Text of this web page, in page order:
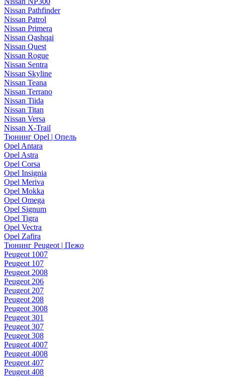
Nissan Pathfinder
Nissan Patrol
Nissan Primera
Nissan Qashqai
Nissan Quest
Nissan Rogue
Nissan Sentra
Nissan Skyline
Nissan Teana
Nissan Terrano
Nissan Tiida
Nissan Titan
Nissan Versa
Nissan X-Trail
Тюнинг Opel | Опель
Opel Antara
Opel Astra
Opel Corsa
Opel Insignia
Opel Meriva
Opel Mokka
Opel Omega
Opel Signum
Opel Tigra
Opel Vectra
Opel Zafira
Тюнинг Peugeot | Пежо
Peugeot 1007
Peugeot 107
Peugeot 2008
Peugeot 206
Peugeot 207
Peugeot 208
Peugeot 3008
Peugeot 301
Peugeot 307
Peugeot 308
Peugeot 4007
Peugeot 4008
Peugeot 407
Peugeot 408